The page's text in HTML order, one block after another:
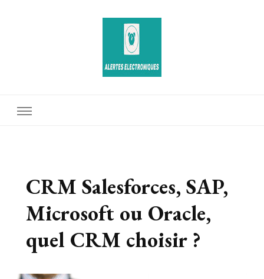
CRM Salesforces, SAP,
Microsoft ou Oracle,
quel CRM choisir ?